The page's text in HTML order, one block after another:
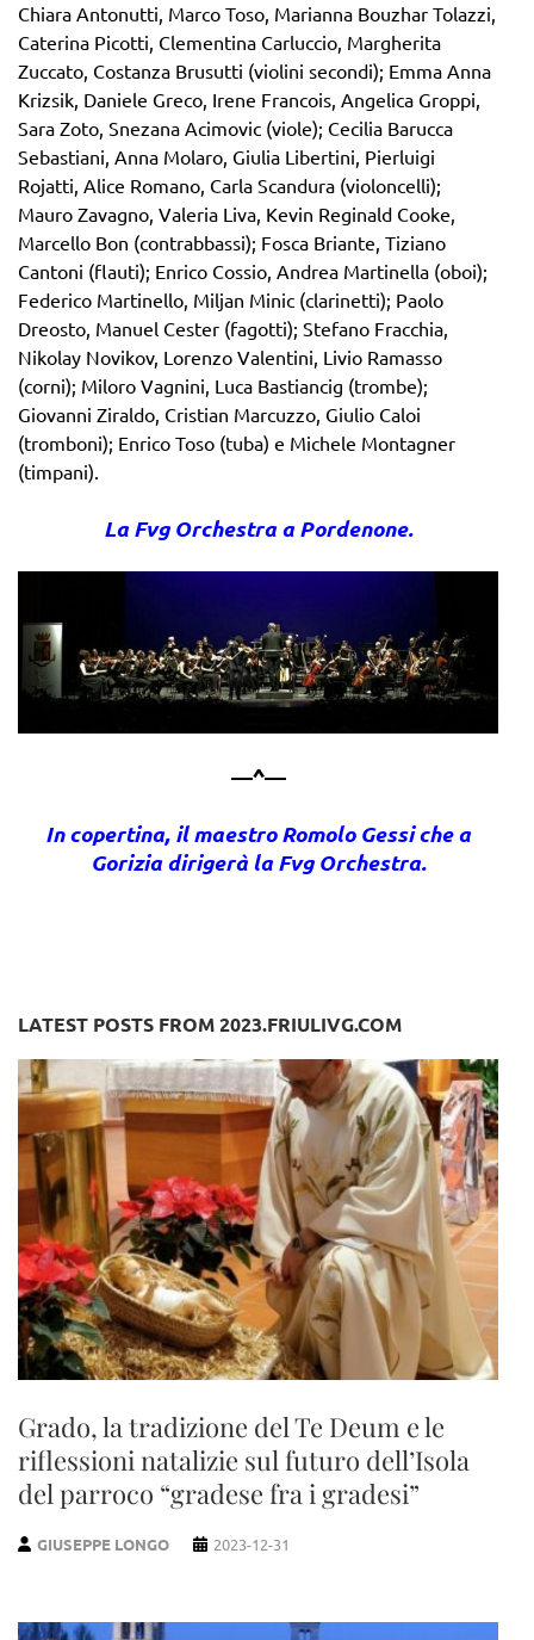
Chiara Antonutti, Marco Toso, Marianna Bouzhar Tolazzi,
Caterina Picotti, Clementina Carluccio, Margherita
Zuccato, Costanza Brusutti (violini secondi); Emma Anna
Krizsik, Daniele Greco, Irene Francois, Angelica Groppi,
Sara Zoto, Snezana Acimovic (viole); Cecilia Barucca
Sebastiani, Anna Molaro, Giulia Libertini, Pierluigi
Rojatti, Alice Romano, Carla Scandura (violoncelli);
Mauro Zavagno, Valeria Liva, Kevin Reginald Cooke,
Marcello Bon (contrabbassi); Fosca Briante, Tiziano
Cantoni (flauti); Enrico Cossio, Andrea Martinella (oboi);
Federico Martinello, Miljan Minic (clarinetti); Paolo
Dreosto, Manuel Cester (fagotti); Stefano Fracchia,
Nikolay Novikov, Lorenzo Valentini, Livio Ramasso
(corni); Miloro Vagnini, Luca Bastiancig (trombe);
Giovanni Ziraldo, Cristian Marcuzzo, Giulio Caloi
(tromboni); Enrico Toso (tuba) e Michele Montagner
(timpani).
La Fvg Orchestra a Pordenone.
—^—
In copertina, il maestro Romolo Gessi che a
Gorizia dirigerà la Fvg Orchestra.
LATEST POSTS FROM 2023.FRIULIVG.COM
Grado, la tradizione del Te Deum e le
riflessioni natalizie sul futuro dell’Isola
del parroco “gradese fra i gradesi”
GIUSEPPE LONGO 2023-12-31